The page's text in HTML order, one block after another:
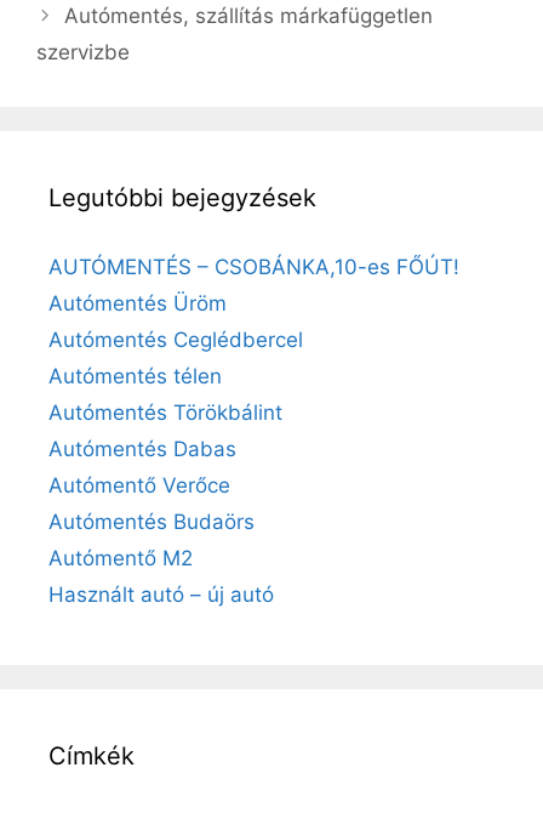
Autómentés, szállítás márkafüggetlen
szervizbe
Legutóbbi bejegyzések
AUTÓMENTÉS – CSOBÁNKA,10-es FŐÚT!
Autómentés Üröm
Autómentés Ceglédbercel
Autómentés télen
Autómentés Törökbálint
Autómentés Dabas
Autómentő Verőce
Autómentés Budaörs
Autómentő M2
Használt autó – új autó
Címkék